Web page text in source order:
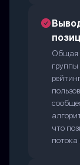
Общая
что
потока